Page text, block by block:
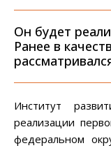
Он будет
Ранее в
Институт
реализации
федеральном